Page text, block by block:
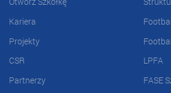
Kariera
Projekty
CSR
Partnerzy
LPFA
FASE